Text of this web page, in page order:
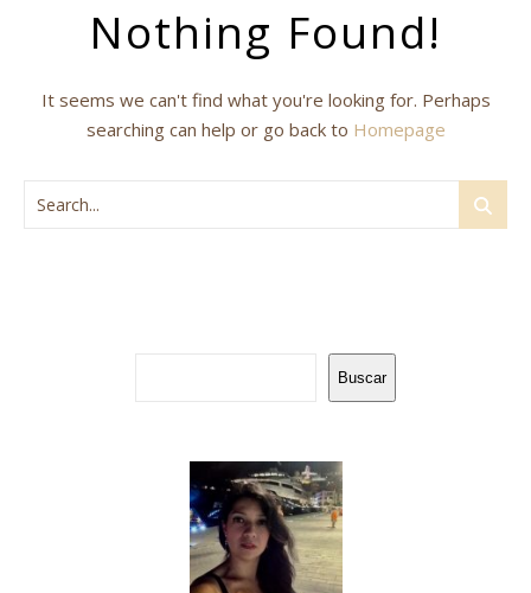
Nothing Found!
It seems we can't find what you're looking for. Perhaps
searching can help or go back to Homepage
Buscar